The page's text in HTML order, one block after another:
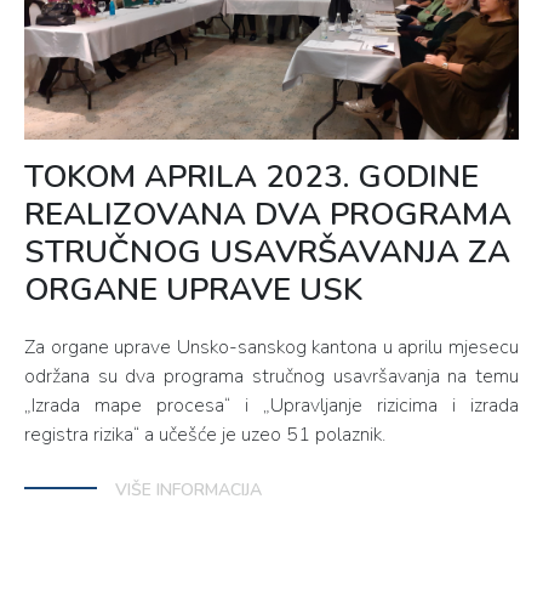
TOKOM APRILA 2023. GODINE
REALIZOVANA DVA PROGRAMA
STRUČNOG USAVRŠAVANJA ZA
ORGANE UPRAVE USK
Za organe uprave Unsko-sanskog kantona u aprilu mjesecu
održana su dva programa stručnog usavršavanja na temu
„Izrada mape procesa“ i „Upravljanje rizicima i izrada
registra rizika“ a učešće je uzeo 51 polaznik.
VIŠE INFORMACIJA